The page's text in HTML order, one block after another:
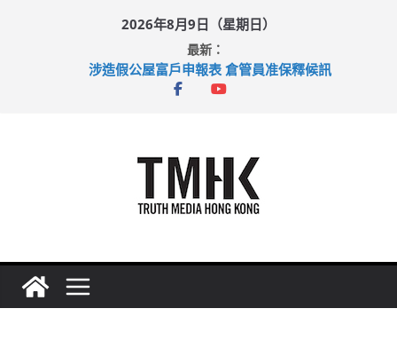
2026年8月9日（星期日）
最新：
涉造假公屋富戶申報表 倉管員准保釋候訊